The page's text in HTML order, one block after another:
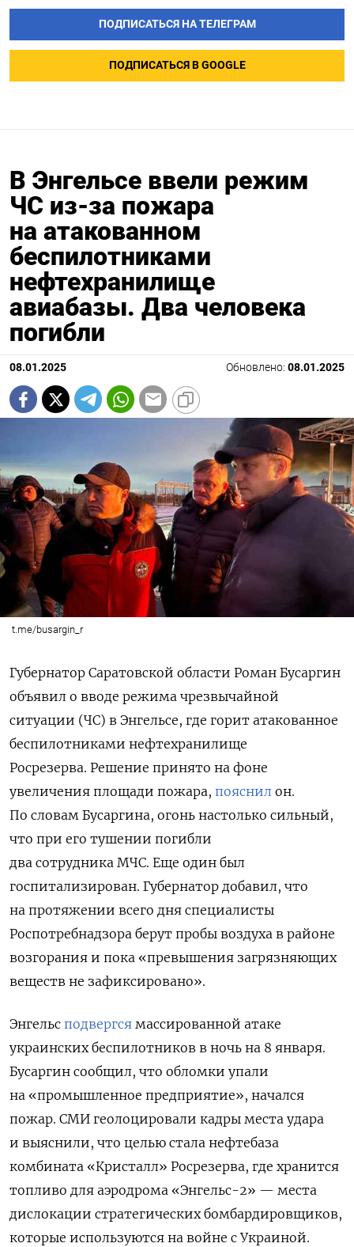
ПОДПИСАТЬСЯ НА ТЕЛЕГРАМ
ПОДПИСАТЬСЯ В GOOGLE
В Энгельсе ввели режим
ЧС из-за пожара
на атакованном
беспилотниками
нефтехранилище
авиабазы. Два человека
погибли
08.01.2025 Обновлено: 08.01.2025
t.me/busargin_r
Губернатор Саратовской области Роман Бусаргин
объявил о вводе режима чрезвычайной
ситуации (ЧС) в Энгельсе, где горит атакованное
беспилотниками нефтехранилище
Росрезерва. Решение принято на фоне
увеличения площади пожара, пояснил он.
По словам Бусаргина, огонь настолько сильный,
что при его тушении погибли
два сотрудника МЧС. Еще один был
госпитализирован. Губернатор добавил, что
на протяжении всего дня специалисты
Роспотребнадзора берут пробы воздуха в районе
возгорания и пока «превышения загрязняющих
веществ не зафиксировано».
Энгельс подвергся массированной атаке
украинских беспилотников в ночь на 8 января.
Бусаргин сообщил, что обломки упали
на «промышленное предприятие», начался
пожар. СМИ геолоцировали кадры места удара
и выяснили, что целью стала нефтебаза
комбината «Кристалл» Росрезерва, где хранится
топливо для аэродрома «Энгельс-2» — места
дислокации стратегических бомбардировщиков,
которые используются на войне с Украиной.